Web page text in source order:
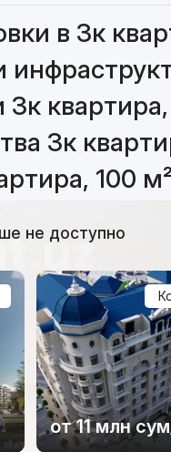
в 3к
3к
100 м²
не доступно
от11 млн сум